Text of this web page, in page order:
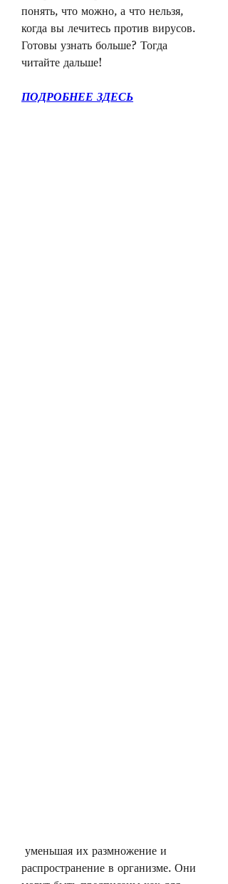
понять, что можно, а что нельзя,
когда вы лечитесь против вирусов.
Готовы узнать больше? Тогда
читайте дальше!
ПОДРОБНЕЕ ЗДЕСЬ
распространение в организме. Они